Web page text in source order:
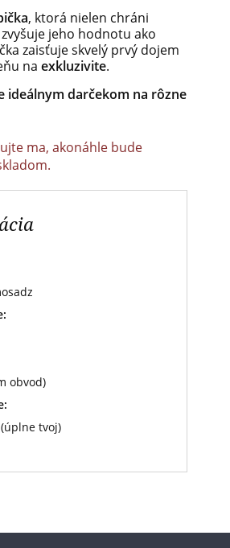
, ktorá nielen chráni
jeho hodnotu ako
zaisťuje skvelý prvý dojem
na exkluzivite.
ideálnym darčekom na rôzne
ma, akonáhle bude
obvod)
tvoj)